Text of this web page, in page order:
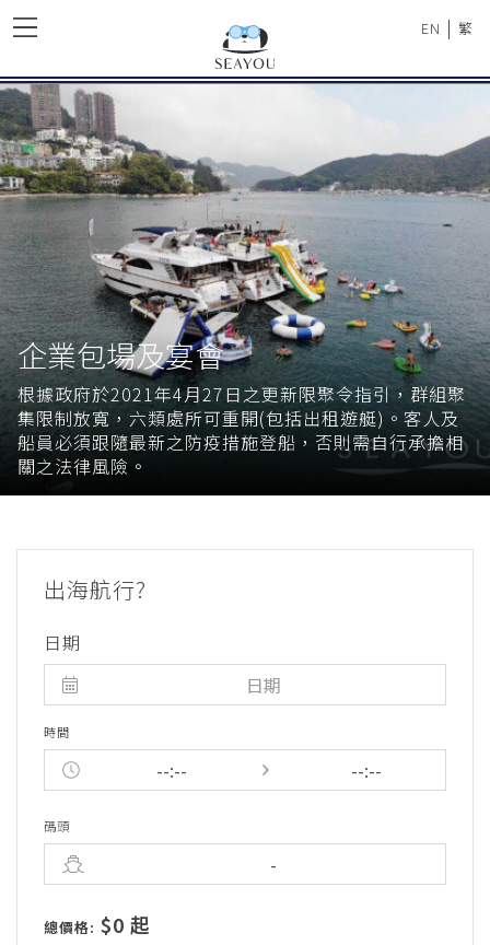
EN | 繁
企業包場及宴會
根據政府於2021年4月27日之更新限聚令指引，群組聚
集限制放寬，六類處所可重開(包括出租遊艇)。客人及
船員必須跟隨最新之防疫措施登船，否則需自行承擔相
關之法律風險。
出海航行?
日期
時間
碼頭
總價格: $0 起